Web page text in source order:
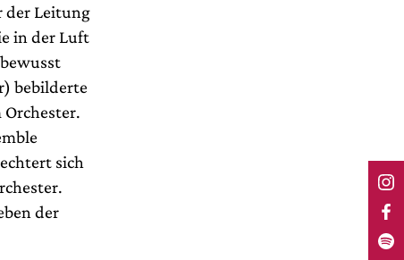
der Leitung
in der Luft
bebilderte
sich
der